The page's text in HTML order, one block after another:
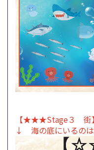
【★★★Stage３ 街
↓ 海の底にいるのは